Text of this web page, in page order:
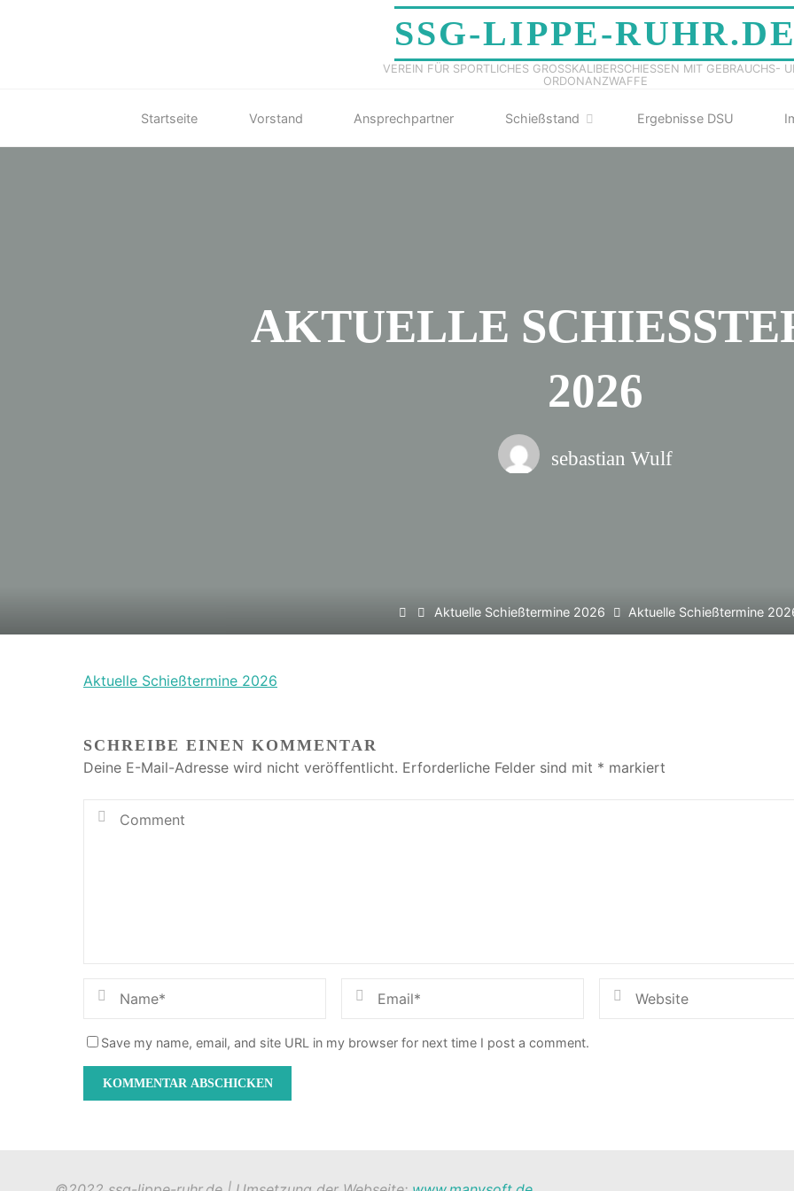
SSG-LIPPE-
VEREIN FÜR SPORTLICHES GROSSKALIBERSCHIESSEN MIT GEBRAUCHS-
RDONANZWAFFE
Startseite Vorstand Ansprechpartner Schießstand Ergebnisse DSU
AKTUELLE
026
sebastian Wulf
HomeAktuelle Schießtermine 2026 Aktuelle Schießtermine
Aktuelle Schießtermine 2026
SCHREIBE EINEN KOMMENTAR
Deine E-Mail-Adresse wird nicht veröffentlicht. Erforderliche Felder sind mit * markiert
Save my name, email, and site URL in my browser for next time I post a comment.